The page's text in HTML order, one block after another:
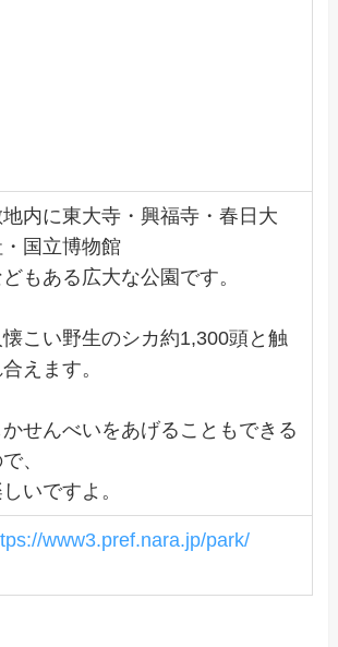
地内に東大寺・興福寺・春日大
国立博物館
もある広大な公園です。
懐こい野生のシカ約1,300頭と触
えます。
かせんべいをあげることもできる
、
いですよ。
www3.pref.nara.jp/park/